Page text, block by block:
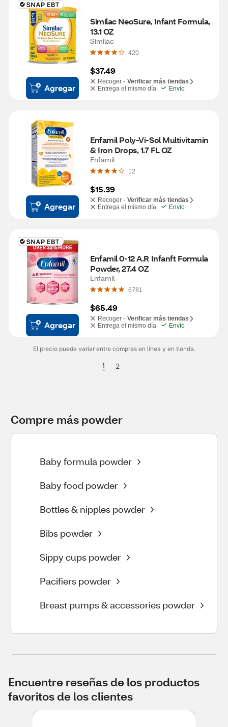
Agregar
Similac NeoSure, Infant Formula,
13.1 OZ
Similac
420
$37.49
Recoger - Verificar más tiendas
Entrega el mismo día
Envío
Agregar
Enfamil Poly-Vi-Sol Multivitamin
& Iron Drops, 1.7 FL OZ
Enfamil
12
$15.39
Recoger - Verificar más tiendas
Entrega el mismo día
Envío
Agregar
Enfamil 0-12 A.R Infanft Formula
Powder, 27.4 OZ
Enfamil
6781
$65.49
Recoger - Verificar más tiendas
Entrega el mismo día
Envío
El precio puede variar entre compras en línea y en tienda.
1 2
Compre más powder
Baby formula powder
Baby food powder
Bottles & nipples powder
Bibs powder
Sippy cups powder
Pacifiers powder
Breast pumps & accessories powder
Encuentre reseñas de los productos
favoritos de los clientes